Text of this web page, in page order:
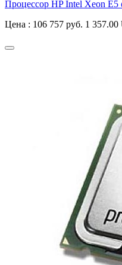
Процессор HP Intel Xeon E5
Цена : 106 757 руб. 1 357.00